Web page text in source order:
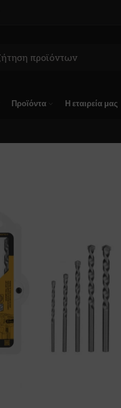
Προϊόντα Η εταιρεία μας